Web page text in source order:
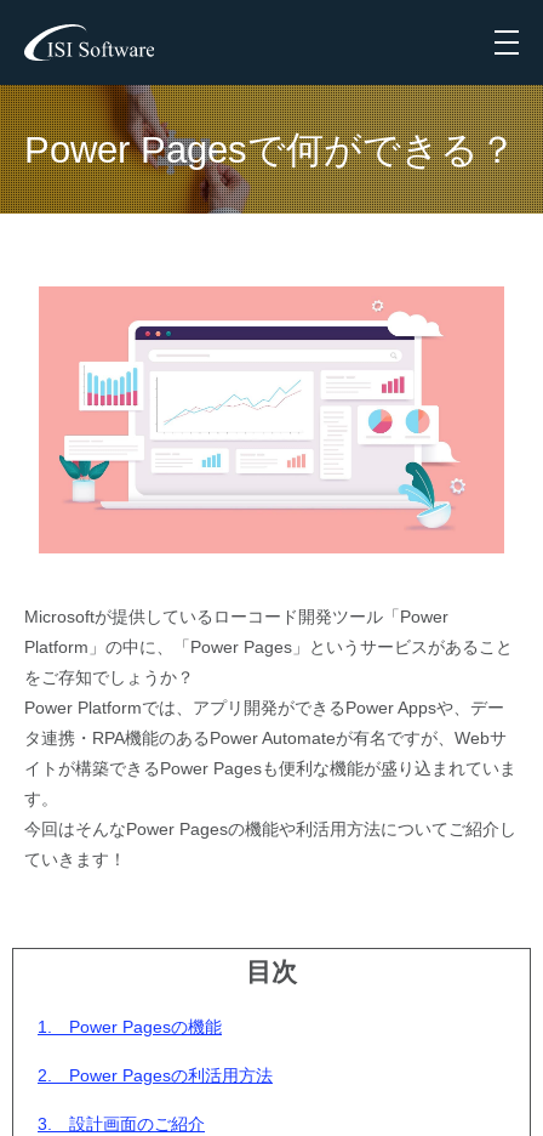
Menu
Power Pagesで何ができる？
Microsoftが提供しているローコード開発ツール「Power
Platform」の中に、「Power Pages」というサービスがあること
をご存知でしょうか？
Power Platformでは、アプリ開発ができるPower Appsや、デー
タ連携・RPA機能のあるPower Automateが有名ですが、Webサ
イトが構築できるPower Pagesも便利な機能が盛り込まれていま
す。
今回はそんなPower Pagesの機能や利活用方法についてご紹介し
ていきます！
目次
1. Power Pagesの機能
2. Power Pagesの利活用方法
3. 設計画面のご紹介